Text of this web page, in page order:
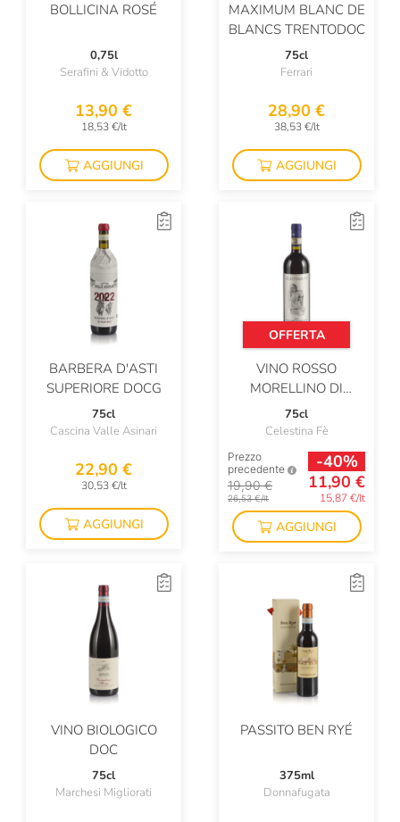
BOLLICINA ROSÉ
0,75l
Serafini & Vidotto
13,90 €
18,53 €/lt
AGGIUNGI
MAXIMUM BLANC DE
BLANCS TRENTODOC
75cl
Ferrari
28,90 €
38,53 €/lt
AGGIUNGI
BARBERA D'ASTI
SUPERIORE DOCG
75cl
Cascina Valle Asinari
22,90 €
30,53 €/lt
AGGIUNGI
OFFERTA
VINO ROSSO
MORELLINO DI
SCANSANO DOCG
NON FILTRATO
75cl
Celestina Fè
Prezzo
precedente
19,90 €
26,53 €/lt
-40%
11,90 €
15,87 €/lt
AGGIUNGI
VINO BIOLOGICO
DOC
75cl
Marchesi Migliorati
PASSITO BEN RYÉ
375ml
Donnafugata